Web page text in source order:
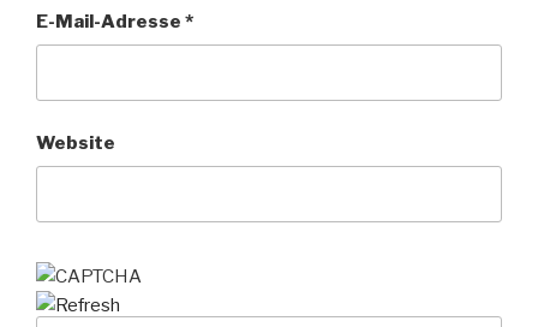
E-Mail-Adresse *
Website